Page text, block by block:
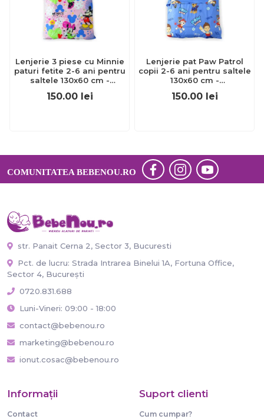
Lenjerie 3 piese cu Minnie
paturi fetite 2-6 ani pentru
saltele 130x60 cm -
ASC6427968000059
150.00 lei
Lenjerie pat Paw Patrol
copii 2-6 ani pentru saltele
130x60 cm -
ASC6427968000295
150.00 lei
COMUNITATEA BEBENOU.RO
str. Panait Cerna 2, Sector 3, Bucuresti
Pct. de lucru: Strada Intrarea Binelui 1A, Fortuna Office,
Sector 4, București
0720.831.688
Luni-Vineri: 09:00 - 18:00
contact@bebenou.ro
marketing@bebenou.ro
ionut.cosac@bebenou.ro
Informaţii
Contact
Suport clienti
Cum cumpar?